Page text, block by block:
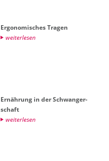
Er­go­no­mi­sches Tra­gen
wei­ter­le­sen
Er­näh­rung in der Schwan­ger­
schaft
wei­ter­le­sen